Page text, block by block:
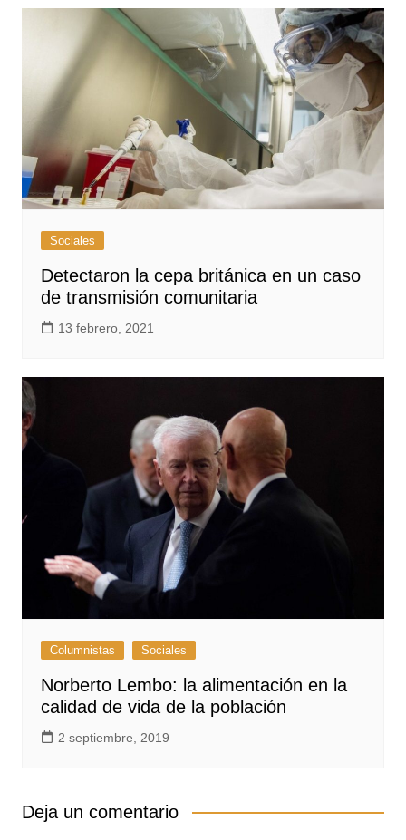
Sociales
Detectaron la cepa británica en un caso
de transmisión comunitaria
13 febrero, 2021
Columnistas Sociales
Norberto Lembo: la alimentación en la
calidad de vida de la población
2 septiembre, 2019
Deja un comentario